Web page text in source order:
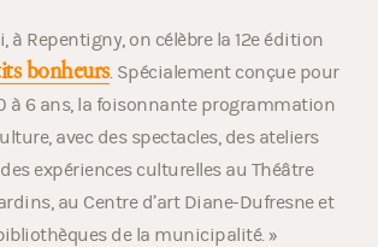
à Repentigny, on célèbre la 12e édition
bonheurs. Spécialement conçue pour
à 6 ans, la foisonnante programmation
avec des spectacles, des ateliers
expériences culturelles au Théâtre
au Centre d’art Diane-Dufresne et
de la municipalité. »